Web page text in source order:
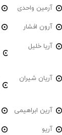
آرمین واحدی
آرون افشار
آریا خلیل
آریان شیران
آرین ابراهیمی
آریو